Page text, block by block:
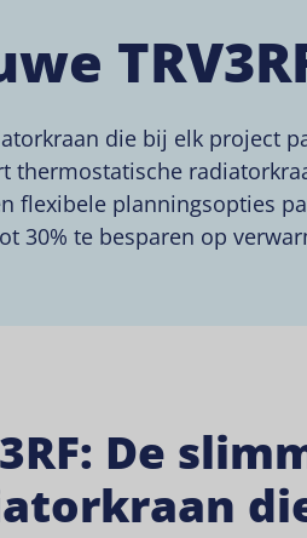
die bij elk project
thermostatische
flexibele planningsopties
30% te besparen op
De